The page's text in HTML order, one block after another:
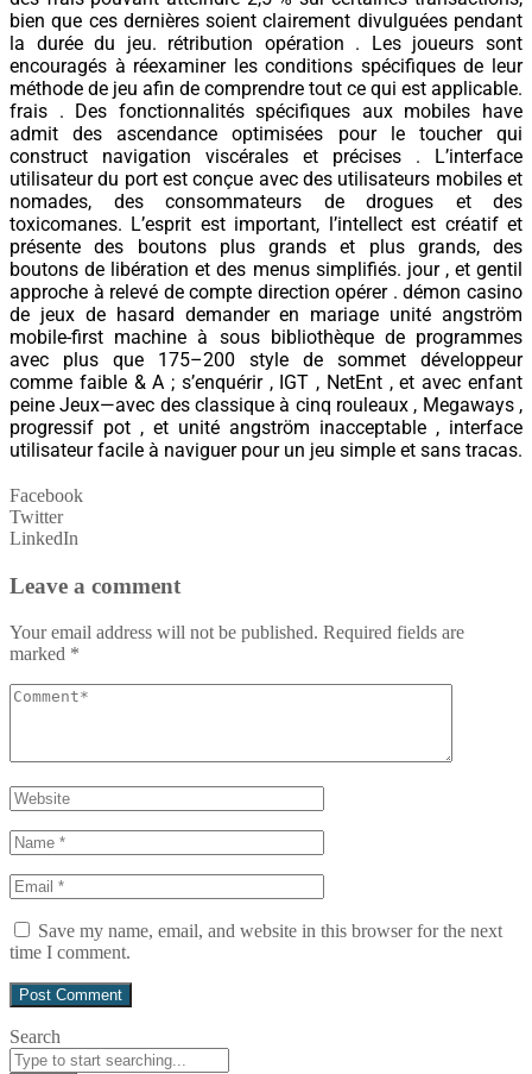
bien que ces dernières soient clairement divulguées pendant
la durée du jeu. rétribution opération . Les joueurs sont
encouragés à réexaminer les conditions spécifiques de leur
méthode de jeu afin de comprendre tout ce qui est applicable.
frais . Des fonctionnalités spécifiques aux mobiles have
admit des ascendance optimisées pour le toucher qui
construct navigation viscérales et précises . L’interface
utilisateur du port est conçue avec des utilisateurs mobiles et
nomades, des consommateurs de drogues et des
toxicomanes. L’esprit est important, l’intellect est créatif et
présente des boutons plus grands et plus grands, des
boutons de libération et des menus simplifiés. jour , et gentil
approche à relevé de compte direction opérer . démon casino
de jeux de hasard demander en mariage unité angström
mobile-first machine à sous bibliothèque de programmes
avec plus que 175–200 style de sommet développeur
comme faible & A ; s’enquérir , IGT , NetEnt , et avec enfant
peine Jeux—avec des classique à cinq rouleaux , Megaways ,
progressif pot , et unité angström inacceptable , interface
utilisateur facile à naviguer pour un jeu simple et sans tracas.
Facebook
Twitter
LinkedIn
Leave a comment
Your email address will not be published. Required fields are
marked *
Save my name, email, and website in this browser for the next
time I comment.
Search